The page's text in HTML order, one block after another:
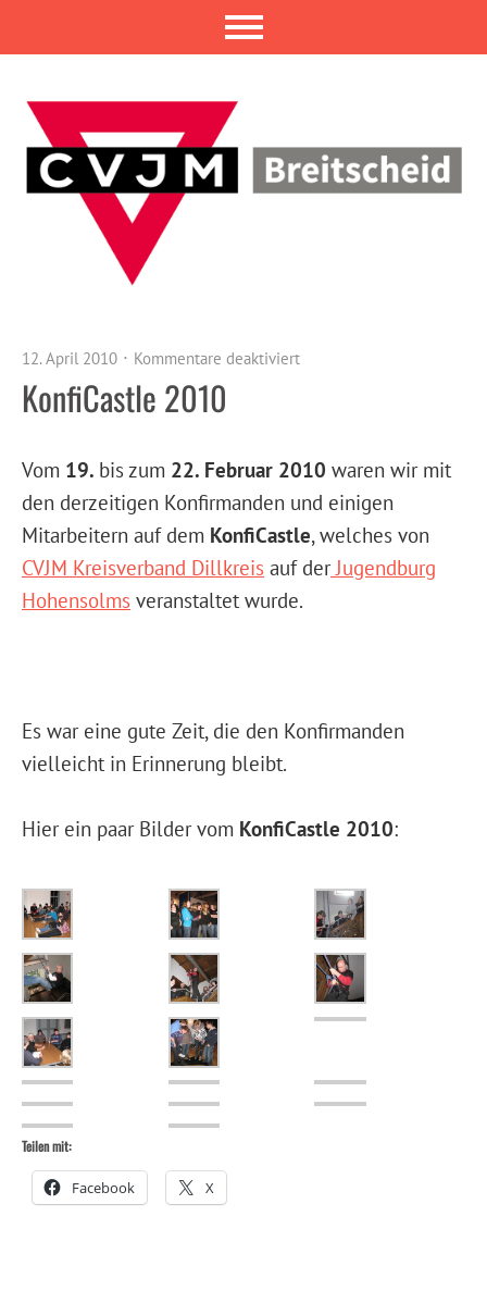
12. April 2010 Kommentare deaktiviert
KonfiCastle 2010
Vom 19. bis zum 22. Februar 2010 waren wir mit
den derzeitigen Konfirmanden und einigen
Mitarbeitern auf dem KonfiCastle, welches von
CVJM Kreisverband Dillkreis auf derJugendburg
Hohensolms veranstaltet wurde.
Es war eine gute Zeit, die den Konfirmanden
vielleicht in Erinnerung bleibt.
Hier ein paar Bilder vom KonfiCastle 2010:
Teilen mit:
Facebook X